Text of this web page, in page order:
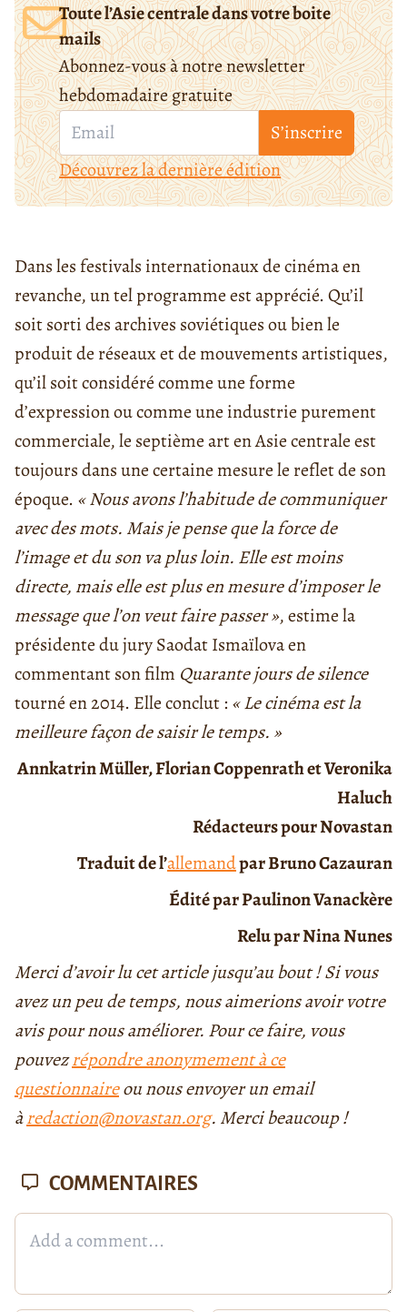
Toute l’Asie centrale dans votre boite
mails
Abonnez-vous à notre newsletter
hebdomadaire gratuite
S’inscrire
Découvrez la dernière édition
Dans les festivals internationaux de cinéma en
revanche, un tel programme est apprécié. Qu’il
soit sorti des archives soviétiques ou bien le
produit de réseaux et de mouvements artistiques,
qu’il soit considéré comme une forme
d’expression ou comme une industrie purement
commerciale, le septième art en Asie centrale est
toujours dans une certaine mesure le reflet de son
époque. « Nous avons l’habitude de communiquer
avec des mots. Mais je pense que la force de
l’image et du son va plus loin. Elle est moins
directe, mais elle est plus en mesure d’imposer le
message que l’on veut faire passer », estime la
présidente du jury Saodat Ismaïlova en
commentant son film Quarante jours de silence
tourné en 2014. Elle conclut : « Le cinéma est la
meilleure façon de saisir le temps. »
Annkatrin Müller, Florian Coppenrath et Veronika
Haluch
Rédacteurs pour Novastan
Traduit de l’allemandpar Bruno Cazauran
Édité par Paulinon Vanackère
Relu par Nina Nunes
Merci d’avoir lu cet article jusqu’au bout ! Si vous
avez un peu de temps, nous aimerions avoir votre
avis pour nous améliorer. Pour ce faire, vous
pouvezrépondre anonymement à ce
questionnaireou nous envoyer un email
àredaction@novastan.org. Merci beaucoup !
COMMENTAIRES